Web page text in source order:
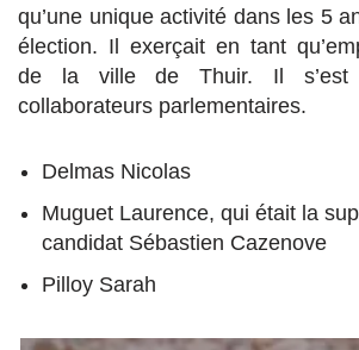
qu’une unique activité dans les 5
élection. Il exerçait en tant
de la ville de Thuir. Il s’est
collaborateurs parlementaires.
Delmas Nicolas
Muguet Laurence, qui était la
candidat Sébastien Cazenove
Pilloy Sarah